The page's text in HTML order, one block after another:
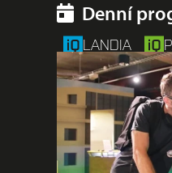
Denní
LANDIA
Astronomie
Workshop
Školy